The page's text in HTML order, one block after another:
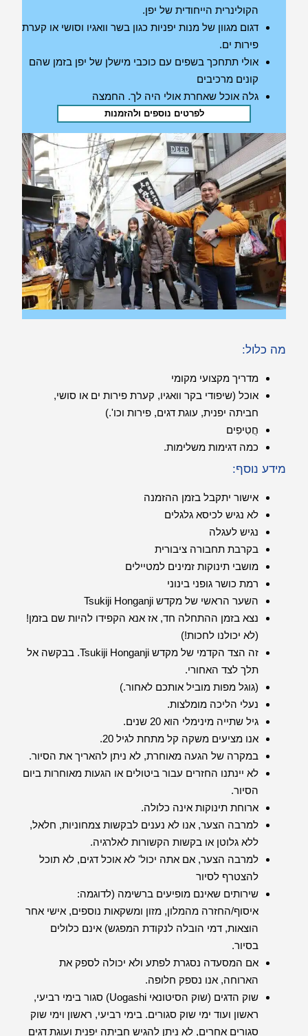
הקולינרית הייחודית של יפן.
דגום מגוון של מנות יפניות כגון בשר וואגיו וסושי או קערת
פירות ים.
אולי תתחכך בשפים עם כוכבי מישלן של יפן בזמן שהם
קונים מרכיבים
גלה אוכל שאחרת אולי היה לך. החמצה
לפרטים נוספים ולהזמנות
מה כלול:
מדריך מקצועי מקומי
אוכל (שיפודי בקר וואגיו, קערת פירות ים או סושי,
חביתה יפנית, עוגת דגים, פירות וכו'.)
חֲטִיפִים
כמה דגימות משלימות.
מידע נוסף:
אישור יתקבל בזמן ההזמנה
לא נגיש לכיסא גלגלים
נגיש לעגלה
בקרבת תחבורה ציבורית
מושבי תינוקות זמינים למטיילים
רמת כושר גופני בינוני
השער הראשי של מקדש Tsukiji Honganji
נצא בזמן ההתחלה חד, אז אנא הקפידו להיות שם בזמן!
(לא יכולנו לחכות!)
זה הצד הקדמי של מקדש Tsukiji Honganji. בבקשה אל
תלך לצד האחורי.
(גוגל מפות מוביל אותכם לאחור.)
נעלי הליכה מומלצות.
גיל שתייה מינימלי הוא 20 שנים.
אנו מציעים משקה קל מתחת לגיל 20.
במקרה של הגעה מאוחרת, לא ניתן להאריך את הסיור.
לא יינתנו החזרים עבור ביטולים או הגעות מאוחרות ביום
הסיור.
ארוחת תינוקות אינה כלולה.
למרבה הצער, אנו לא נענים לבקשות צמחוניות, חלאל,
ללא גלוטן או בקשות הקשורות לאלרגיה.
למרבה הצער, אם אתה יכול' לא אוכל דגים, לא תוכל
להצטרף לסיור
שירותים שאינם מופיעים ברשימה (לדוגמה:
איסוף/החזרה מהמלון, מזון ומשקאות נוספים, אישי אחר
הוצאות, דמי הובלה לנקודת המפגש) אינם כלולים
בסיור.
אם המסעדה נסגרת לפתע ולא יכולה לספק את
הארוחה, אנו נספק חלופה.
שוק הדגים (שוק הסיטונאי Uogashi) סגור בימי רביעי,
ראשון ועוד ימי שוק סגורים. בימי רביעי, ראשון וימי שוק
סגורים אחרים, לא ניתן להגיש חביתה יפנית ועוגת דגים